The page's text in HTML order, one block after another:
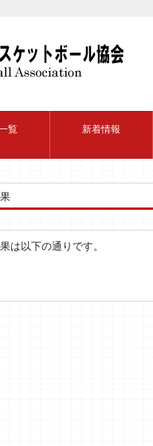
覧 新着情報
は以下の通りです。